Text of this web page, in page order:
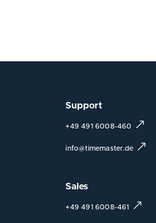
Support
+49 491 6008-460
info@timemaster.de
Sales
+49 491 6008-461